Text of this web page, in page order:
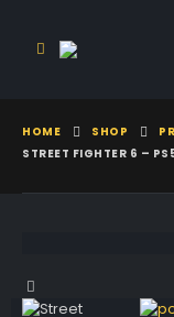
HOME SHOP
STREET FIGHTER 6 –